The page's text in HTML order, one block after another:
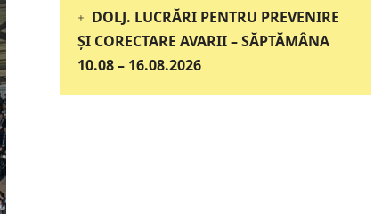
DOLJ. LUCRĂRI PENTRU PREVENIRE
ȘI CORECTARE AVARII – SĂPTĂMÂNA
10.08 – 16.08.2026